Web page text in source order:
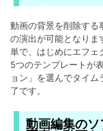
動画の背景を削除する
の演出が可能となりま
単で、はじめにエフェ
5つのテンプレートが
ョン」を選んでタイ
了です。
動画編集の